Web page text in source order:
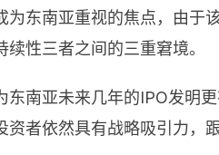
东南亚重视的焦点，由于
性三者之间的三重窘境。
东南亚未来几年的IPO发明
者依然具有战略吸引力，